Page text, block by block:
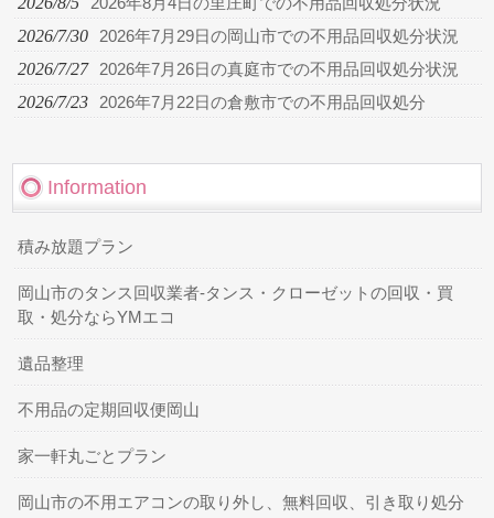
2026/7/30 2026年7月29日の岡山市での不用品回収処分状況
2026/7/27 2026年7月26日の真庭市での不用品回収処分状況
2026/7/23 2026年7月22日の倉敷市での不用品回収処分
Information
積み放題プラン
岡山市のタンス回収業者-タンス・クローゼットの回収・買
取・処分ならYMエコ
遺品整理
不用品の定期回収便岡山
家一軒丸ごとプラン
岡山市の不用エアコンの取り外し、無料回収、引き取り処分